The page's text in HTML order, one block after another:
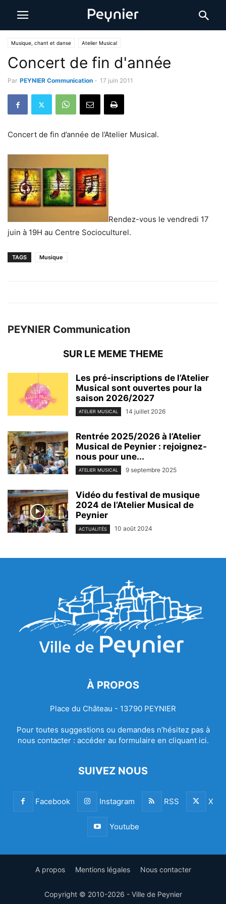
Musique, chant et danse Atelier Musical
Concert de fin d'année
Par PEYNIER Communication - 17 juin 2011
Concert de fin d’année de l’Atelier Musical.
Rendez-vous le vendredi 17
juin à 19H au Centre Socioculturel.
TAGS Musique
PEYNIER Communication
SUR LE MEME THEME
Les pré-inscriptions de l’Atelier
Musical sont ouvertes pour la
saison 2026/2027
ATELIER MUSICAL 14 juillet 2026
Rentrée 2025/2026 à l’Atelier
Musical de Peynier : rejoignez-
nous pour une...
ATELIER MUSICAL 9 septembre 2025
Vidéo du festival de musique
2024 de l’Atelier Musical de
Peynier
ACTUALITÉS 10 août 2024
À PROPOS
Place du Château - 13790 PEYNIER
Pour toutes suggestions ou demandes n’hésitez pas à
nous contacter : accéder au formulaire en cliquant ici.
SUIVEZ NOUS
Facebook Instagram RSS X
Youtube
A propos Mentions légales Nous contacter
Copyright © 2010-2026 - Ville de Peynier